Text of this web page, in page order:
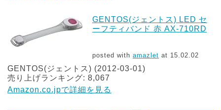
GENTOS(ジェントス) LED セ
ーフティバンド 赤 AX-710RD
posted with amazlet at 15.02.02
GENTOS(ジェントス) (2012-03-01)
売り上げランキング: 8,067
Amazon.co.jpで詳細を見る